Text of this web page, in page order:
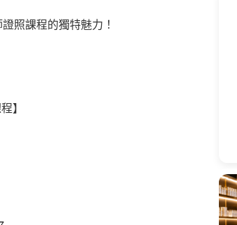
照課程的獨特魅力！
】